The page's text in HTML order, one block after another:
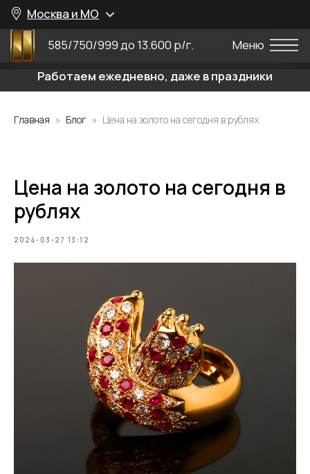
Москва и МО
585/750/999 до 13.600 р/г.
Работаем ежедневно, даже в праздники
Главная Блог Цена на золото на сегодня в рублях
Цена на золото на сегодня в
рублях
2024-03-27 13:12